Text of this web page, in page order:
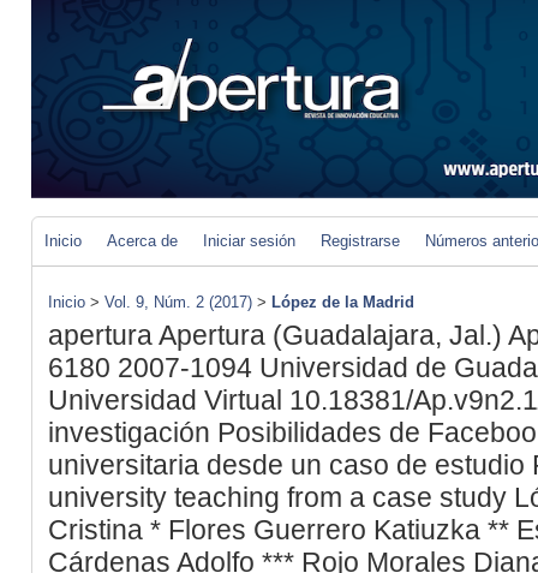
Inicio Acerca de Iniciar sesión Registrarse Números
Inicio > Vol. 9, Núm. 2 (2017) > López de la Madrid
aperturaApertura (Guadalajara, Jal.)
6180 2007-1094 Universidad de
Universidad Virtual 10.18381/
investigación Posibilidades de
universitaria desde un caso de estudio
university teaching from a case study
Cristina * Flores Guerrero Katiuzka **
Cárdenas Adolfo *** Rojo Morales